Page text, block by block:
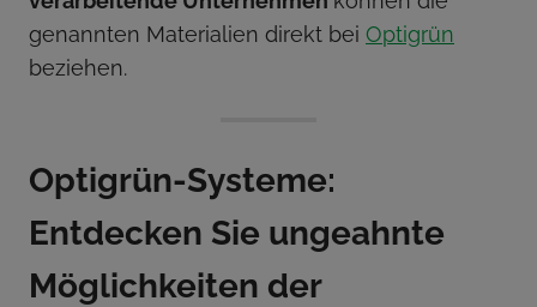
genannten Materialien direkt bei Optigrün
beziehen.
Optigrün-Systeme:
Entdecken Sie ungeahnte
Möglichkeiten der